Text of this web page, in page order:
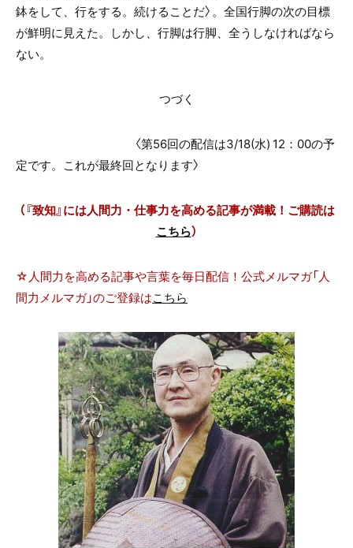
鉢をして、行をする。続けることだ〉。全国行脚の次の目標
が鮮明に見えた。しかし、行脚は行脚、全うしなければなら
ない。
つづく
〈第56回の配信は3/18(水) 12：00の予
定です。これが最終回となります〉
（『致知』には人間力・仕事力を高める記事が満載！ご購読は
こちら）
☆人間力を高める記事や言葉を毎日配信！公式メルマガ「人
間力メルマガ」のご登録はこちら